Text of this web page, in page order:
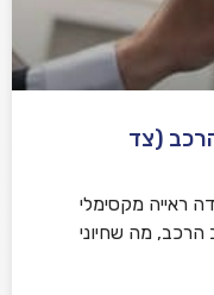
(צד
ראייה מקסימלי
מה שחיוני